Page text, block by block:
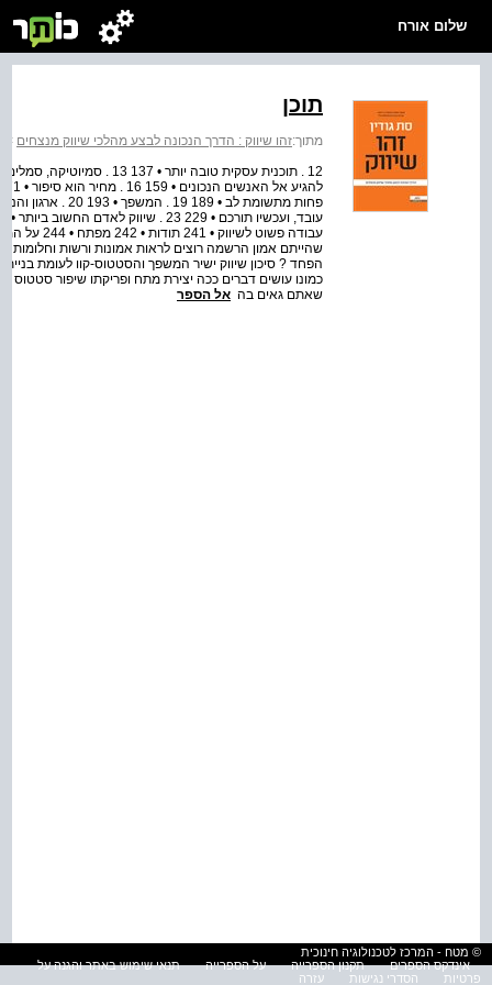
שלום אורח
תוכן
מתוך:זהו שיווק : הדרך הנכונה לבצע מהלכי שיווק מנצחים >
שהייתם אמון הרשמה רוצים לראות אמונות ורשות
הפחד ? סיכון שיווק ישיר המשפך והסטטוס-קוו לעומת
כמונו עושים דברים ככה יצירת מתח ופריקתו שיפור
שאתם גאים בה אל הספר
© מטח - המרכז לטכנולוגיה חינוכית
אינדקס הספרים
תקנון הספרייה על הספרייה
תנאי שימוש באתר והגנה על
פרטיות
הסדרי נגישות עזרה